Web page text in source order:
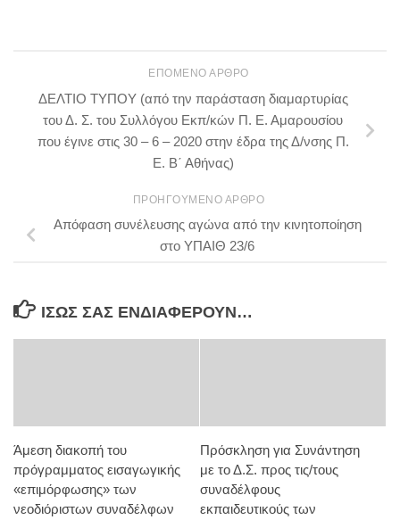
ΕΠΌΜΕΝΟ ΆΡΘΡΟ
ΔΕΛΤΙΟ ΤΥΠΟΥ (από την παράσταση διαμαρτυρίας
του Δ. Σ. του Συλλόγου Εκπ/κών Π. Ε. Αμαρουσίου
που έγινε στις 30 – 6 – 2020 στην έδρα της Δ/νσης Π.
Ε. Β΄ Αθήνας)
ΠΡΟΗΓΟΎΜΕΝΟ ΆΡΘΡΟ
Απόφαση συνέλευσης αγώνα από την κινητοποίηση
στο ΥΠΑΙΘ 23/6
ΊΣΩΣ ΣΑΣ ΕΝΔΙΑΦΈΡΟΥΝ…
Άμεση διακοπή του
πρόγραμματος εισαγωγικής
«επιμόρφωσης» των
νεοδιόριστων συναδέλφων
Πρόσκληση για Συνάντηση
με το Δ.Σ. προς τις/τους
συναδέλφους
εκπαιδευτικούς των